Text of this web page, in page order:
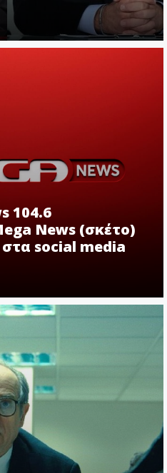
104.6
News (σκέτο)
social media